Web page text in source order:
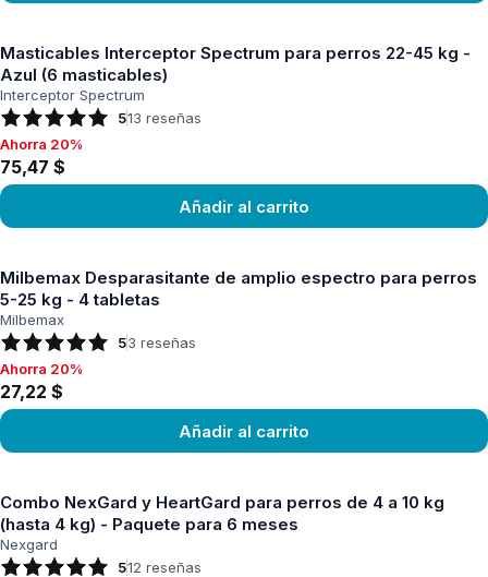
Masticables Interceptor Spectrum para perros 22-45 kg -
Azul (6 masticables)
Interceptor Spectrum
513 reseñas
Ahorra 20%, 75,47 $
Ahorra 20%
75,47 $
Añadir al carrito
Milbemax Desparasitante de amplio espectro para perros
5-25 kg - 4 tabletas
Milbemax
53 reseñas
Ahorra 20%, 27,22 $
Ahorra 20%
27,22 $
Añadir al carrito
Combo NexGard y HeartGard para perros de 4 a 10 kg
(hasta 4 kg) - Paquete para 6 meses
Nexgard
512 reseñas